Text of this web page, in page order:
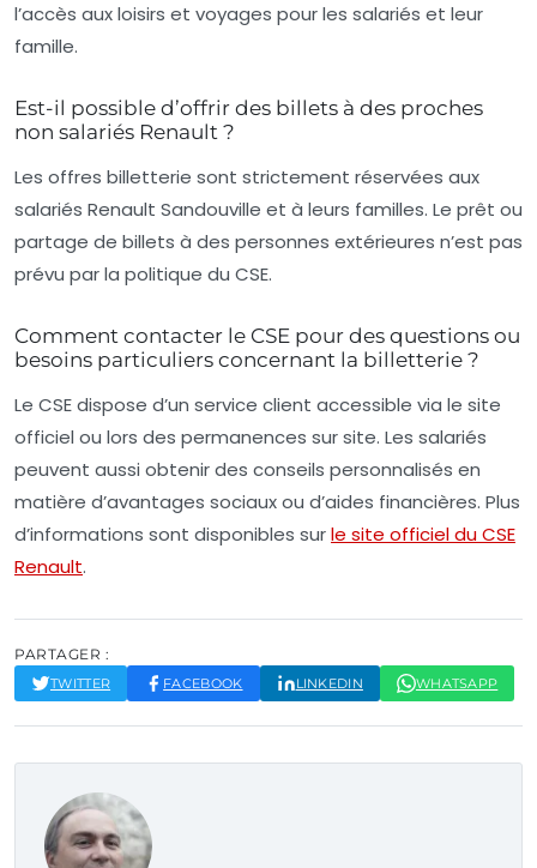
l’accès aux loisirs et voyages pour les salariés et leur
famille.
Est-il possible d’offrir des billets à des proches
non salariés Renault ?
Les offres billetterie sont strictement réservées aux
salariés Renault Sandouville et à leurs familles. Le prêt ou
partage de billets à des personnes extérieures n’est pas
prévu par la politique du CSE.
Comment contacter le CSE pour des questions ou
besoins particuliers concernant la billetterie ?
Le CSE dispose d’un service client accessible via le site
officiel ou lors des permanences sur site. Les salariés
peuvent aussi obtenir des conseils personnalisés en
matière d’avantages sociaux ou d’aides financières. Plus
d’informations sont disponibles surle site officiel du CSE
Renault.
PARTAGER :
TWITTER FACEBOOK LINKEDIN WHATSAPP